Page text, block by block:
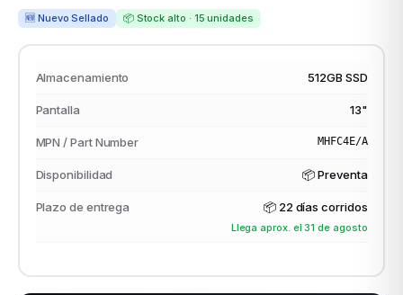
ACER
🆕 Nuevo Sellado 📦 Stock alto · 15 unidades
Almacenamiento 512GB SSD
Pantalla 13"
MPN / Part Number MHFC4E/A
Disponibilidad 📦 Preventa
Plazo de entrega 📦 22 días corridos
Llega aprox. el 31 de agosto